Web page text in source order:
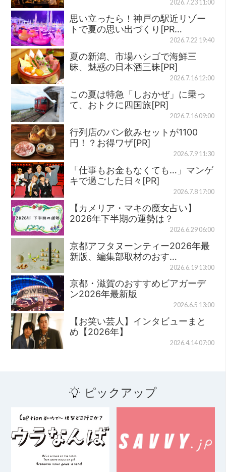
2026.7.23 11:00
思い立ったら！神戸の駅近リゾー
トで夏の思い出づくり[PR…
2026.7.22 19:40
夏の新潟、市場ハシゴで海鮮三
昧、魅惑の日本酒三昧[PR]
2026.7.16 12:00
この夏は特急「しおかぜ」に乗っ
て、おトクに四国旅[PR]
2026.7.16 09:00
行列店のパン飲みセットが1100
円！？お得ワザ[PR]
2026.7.9 11:30
「仕事もお金もなくても…」マンゲ
キで過ごした日々[PR]
2026.7.8 17:00
【カメリア・マキの魔女占い】
2026年下半期の運勢は？
2026.6.29 06:00
京都アフタヌーンティー2026年最
新版、編集部取材のおす…
2026.6.19 13:00
京都・滋賀のおすすめビアガーデ
ン2026年最新版
2026.6.5 13:00
【お笑い芸人】インタビューまと
め【2026年】
2026.4.14 07:00
ピックアップ